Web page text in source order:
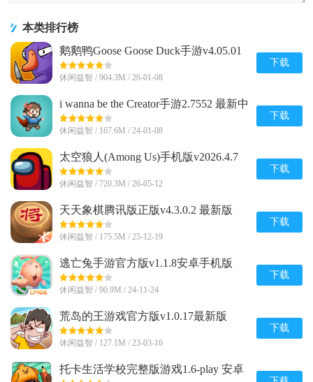
本类排行榜
鹅鹅鸭Goose Goose Duck手游v4.05.01
安卓完整版
休闲益智 / 904.3M / 26-01-08
下载
i wanna be the Creator手游2.7552 最新中
文版
休闲益智 / 167.6M / 24-01-08
下载
太空狼人(Among Us)手机版v2026.4.7
安卓全解锁版
休闲益智 / 720.3M / 26-05-12
下载
天天象棋腾讯版正版v4.3.0.2 最新版
休闲益智 / 175.5M / 25-12-19
下载
逃亡兔手游官方版v1.1.8安卓手机版
休闲益智 / 90.9M / 24-11-24
下载
荒岛的王游戏官方版v1.0.17最新版
休闲益智 / 127.1M / 23-03-16
下载
托卡生活学校完整版游戏1.6-play 安卓